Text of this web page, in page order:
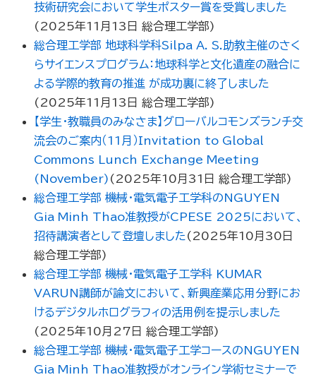
技術研究会において学生ポスター賞を受賞しました
( 2025年11月13日 総合理工学部)
総合理工学部 地球科学科Silpa A. S.助教主催のさく
らサイエンスプログラム：地球科学と文化遺産の融合に
よる学際的教育の推進 が成功裏に終了しました
( 2025年11月13日 総合理工学部)
【学生・教職員のみなさま】グローバルコモンズランチ交
流会のご案内（11月）Invitation to Global
Commons Lunch Exchange Meeting
(November) ( 2025年10月31日 総合理工学部)
総合理工学部 機械・電気電子工学科のNGUYEN
Gia Minh Thao准教授がCPESE 2025において、
招待講演者として登壇しました ( 2025年10月30日
総合理工学部)
総合理工学部 機械・電気電子工学科 KUMAR
VARUN講師が論文において、新興産業応用分野にお
けるデジタルホログラフィの活用例を提示しました
( 2025年10月27日 総合理工学部)
総合理工学部 機械・電気電子工学コースのNGUYEN
Gia Minh Thao准教授がオンライン学術セミナーで